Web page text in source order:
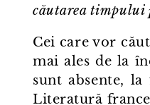
căutarea timpului
Cei care vor
mai ales de la
sunt absente,
Literatură